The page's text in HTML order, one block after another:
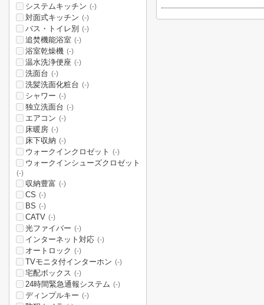
システムキッチン (-)
対面式キッチン (-)
バス・トイレ別 (-)
追焚機能浴室 (-)
浴室乾燥機 (-)
温水洗浄便座 (-)
洗面台 (-)
洗髪洗面化粧台 (-)
シャワー (-)
独立洗面台 (-)
エアコン (-)
床暖房 (-)
床下収納 (-)
ウォークインクロゼット (-)
ウォークインシューズクロゼット
(-)
収納豊富 (-)
CS (-)
BS (-)
CATV (-)
光ファイバー (-)
インターネット対応 (-)
オートロック (-)
TVモニタ付インターホン (-)
宅配ボックス (-)
24時間緊急通報システム (-)
ディンプルキー (-)